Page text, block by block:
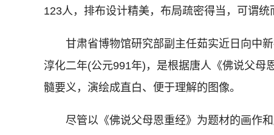
123人，排布设计精美，布局疏密得当，可谓统
甘肃省博物馆研究部副主任茹实近日向中新
淳化二年(公元991年)，是根据唐人《佛说父母
髓要义，演绘成直白、便于理解的图像。
尽管以《佛说父母恩重经》为题材的画作和